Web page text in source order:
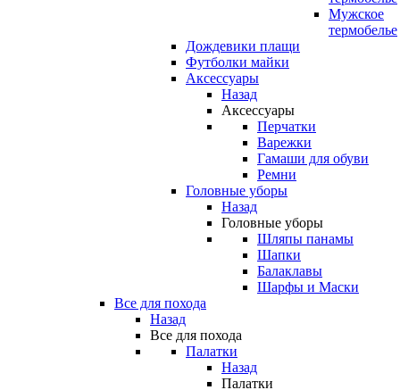
Мужское
термобелье
Дождевики плащи
Футболки майки
Аксессуары
Назад
Аксессуары
Перчатки
Варежки
Гамаши для обуви
Ремни
Головные уборы
Назад
Головные уборы
Шляпы панамы
Шапки
Балаклавы
Шарфы и Маски
Все для похода
Назад
Все для похода
Палатки
Назад
Палатки